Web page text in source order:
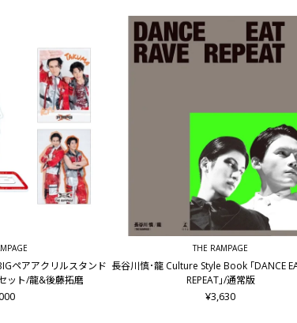
ペアアクリルスタンド
ット/龍&後藤拓磨
THE RAMPAGE
長谷川慎･龍 Culture Style Book ｢DANCE
REPEAT｣/通常版
¥3,630